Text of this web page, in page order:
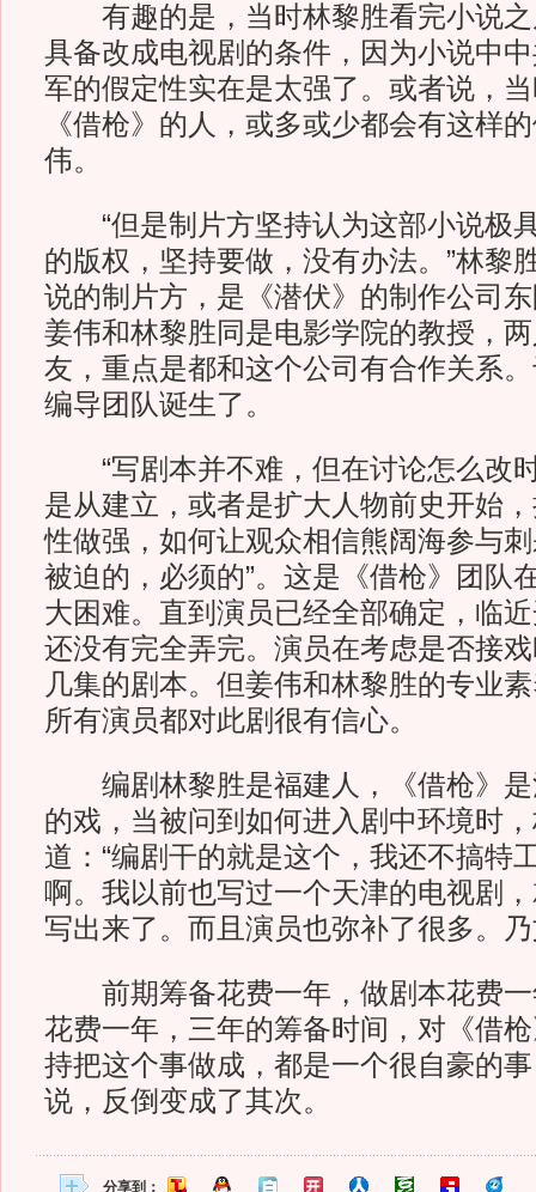
有趣的是，当时林黎胜看完小说之
具备改成电视剧的条件，因为小说中中
军的假定性实在是太强了。或者说，
《借枪》的人，或多或少都会有这样
伟。
“但是制片方坚持认为这部小说极
的版权，坚持要做，没有办法。”林黎
说的制片方，是《潜伏》的制作公司
姜伟和林黎胜同是电影学院的教授，
友，重点是都和这个公司有合作关系
编导团队诞生了。
“写剧本并不难，但在讨论怎么改
是从建立，或者是扩大人物前史开始
性做强，如何让观众相信熊阔海参与
被迫的，必须的”。这是《借枪》团队
大困难。直到演员已经全部确定，临
还没有完全弄完。演员在考虑是否接
几集的剧本。但姜伟和林黎胜的专业
所有演员都对此剧很有信心。
编剧林黎胜是福建人，《借枪》是
的戏，当被问到如何进入剧中环境时
道：“编剧干的就是这个，我还不搞特
啊。我以前也写过一个天津的电视剧
写出来了。而且演员也弥补了很多。
前期筹备花费一年，做剧本花费一
花费一年，三年的筹备时间，对《借
持把这个事做成，都是一个很自豪的
说，反倒变成了其次。
分享到：